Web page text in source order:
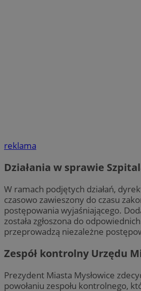
reklama
Działania w sprawie
W ramach podjętych działań,
czasowo zawieszony do czasu
postępowania wyjaśniającego.
została zgłoszona do
przeprowadzą niezależne
Zespół kontrolny Urzędu
Prezydent Miasta Mysłowice
powołaniu zespołu kontrolnego,